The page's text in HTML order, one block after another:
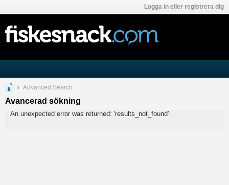
Logga in eller registrera dig
Advanced Search
Avancerad sökning
An unexpected error was returned: 'results_not_found'